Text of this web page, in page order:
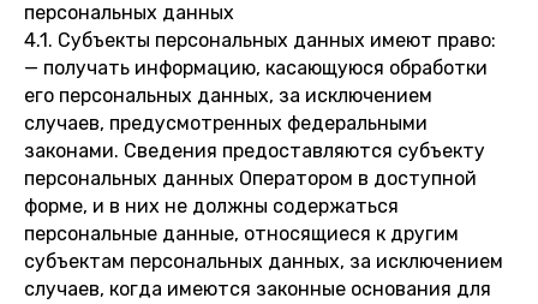
персональных данных
4.1. Субъекты персональных данных имеют право:
— получать информацию, касающуюся обработки
его персональных данных, за исключением
случаев, предусмотренных федеральными
законами. Сведения предоставляются субъекту
персональных данных Оператором в доступной
форме, и в них не должны содержаться
персональные данные, относящиеся к другим
субъектам персональных данных, за исключением
случаев, когда имеются законные основания для